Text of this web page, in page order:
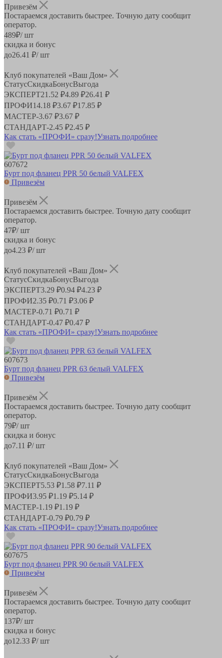
Привезём
Постараемся доставить быстрее. Точную дату сообщит
оператор.
489₽/ шт
скидка и бонус
до26.41 ₽/ шт
Клуб покупателей «Ваш Дом»
СтатусСкидкаБонусВыгода
ЭКСПЕРТ21.52 ₽4.89 ₽26.41 ₽
ПРОФИ14.18 ₽3.67 ₽17.85 ₽
МАСТЕР-3.67 ₽3.67 ₽
СТАНДАРТ-2.45 ₽2.45 ₽
Как стать «ПРОФИ» сразу!Узнать подробнее
607672
Бурт под фланец PPR 50 белый VALFEX
Привезём
Привезём
Постараемся доставить быстрее. Точную дату сообщит
оператор.
47₽/ шт
скидка и бонус
до4.23 ₽/ шт
Клуб покупателей «Ваш Дом»
СтатусСкидкаБонусВыгода
ЭКСПЕРТ3.29 ₽0.94 ₽4.23 ₽
ПРОФИ2.35 ₽0.71 ₽3.06 ₽
МАСТЕР-0.71 ₽0.71 ₽
СТАНДАРТ-0.47 ₽0.47 ₽
Как стать «ПРОФИ» сразу!Узнать подробнее
607673
Бурт под фланец PPR 63 белый VALFEX
Привезём
Привезём
Постараемся доставить быстрее. Точную дату сообщит
оператор.
79₽/ шт
скидка и бонус
до7.11 ₽/ шт
Клуб покупателей «Ваш Дом»
СтатусСкидкаБонусВыгода
ЭКСПЕРТ5.53 ₽1.58 ₽7.11 ₽
ПРОФИ3.95 ₽1.19 ₽5.14 ₽
МАСТЕР-1.19 ₽1.19 ₽
СТАНДАРТ-0.79 ₽0.79 ₽
Как стать «ПРОФИ» сразу!Узнать подробнее
607675
Бурт под фланец PPR 90 белый VALFEX
Привезём
Привезём
Постараемся доставить быстрее. Точную дату сообщит
оператор.
137₽/ шт
скидка и бонус
до12.33 ₽/ шт